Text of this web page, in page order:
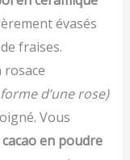
ranger】
de
et
facile à
entretenir.
n'est pas
de
pour
capacité
pour
grande
évasés
fraises.
rosace
d’une rose)
Vous
cacao en poudre